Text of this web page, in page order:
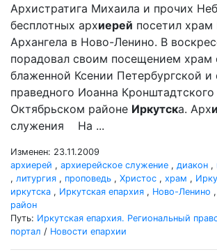
Архистратига Михаила и прочих
бесплотных архиерей посетил
Архангела в Ново-Ленино. В
порадовал своим посещением храм
блаженной Ксении Петербургской и
праведного Иоанна Кронштадтского
Октябрьском районе Иркутска. Арх
служения На ...
Изменен: 23.11.2009
архиерей , архиерейское служение , диакон ,
, литургия , проповедь , Христос , храм ,
иркутска , Иркутская епархия , Ново-Ленино ,
район
Путь: Иркутская епархия. Региональный
портал / Новости епархии